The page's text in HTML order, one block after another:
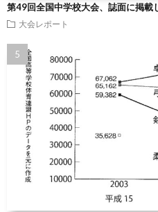
第49回全国中学校大会、誌面に掲載
大会レポート